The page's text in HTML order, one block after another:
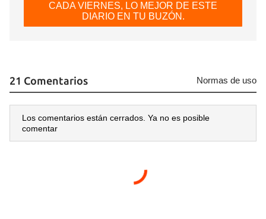
CADA VIERNES, LO MEJOR DE ESTE
DIARIO EN TU BUZÓN.
21 Comentarios Normas de uso
Los comentarios están cerrados. Ya no es posible
comentar